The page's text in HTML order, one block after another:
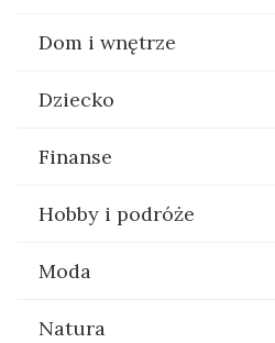
Dom i wnętrze
Dziecko
Finanse
Hobby i podróże
Moda
Natura